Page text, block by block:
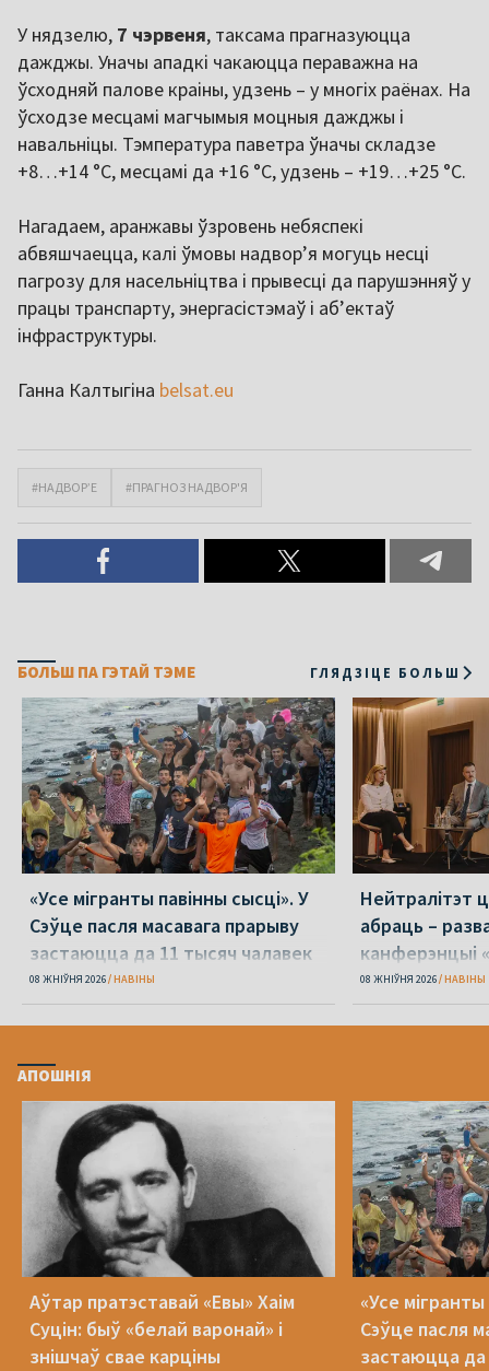
У нядзелю, 7 чэрвеня, таксама прагназуюцца
дажджы. Уначы ападкі чакаюцца пераважна на
ўсходняй палове краіны, удзень – у многіх раёнах. На
ўсходзе месцамі магчымыя моцныя дажджы і
навальніцы. Тэмпература паветра ўначы складзе
+8…+14 °C, месцамі да +16 °C, удзень – +19…+25 °C.
Нагадаем, аранжавы ўзровень небяспекі
абвяшчаецца, калі ўмовы надвор’я могуць несці
пагрозу для насельніцтва і прывесці да парушэнняў у
працы транспарту, энергасістэмаў і аб’ектаў
інфраструктуры.
Ганна Калтыгіна belsat.eu
#НАДВОР’Е #ПРАГНОЗ НАДВОР'Я
БОЛЬШ ПА ГЭТАЙ ТЭМЕ ГЛЯДЗІЦЕ БОЛЬШ
«Усе мігранты павінны сысці». У
Сэўце пасля масавага прарыву
застаюцца да 11 тысяч чалавек
08 ЖНІЎНЯ 2026 НАВІНЫ
Нейтралітэт
абраць –
канферэнцыі
08 ЖНІЎНЯ 2026 НАВІНЫ
АПОШНІЯ
Аўтар пратэставай «Евы» Хаім
Суцін: быў «белай варонай» і
знішчаў свае карціны
«Усе
Сэўце пасля
застаюцца да